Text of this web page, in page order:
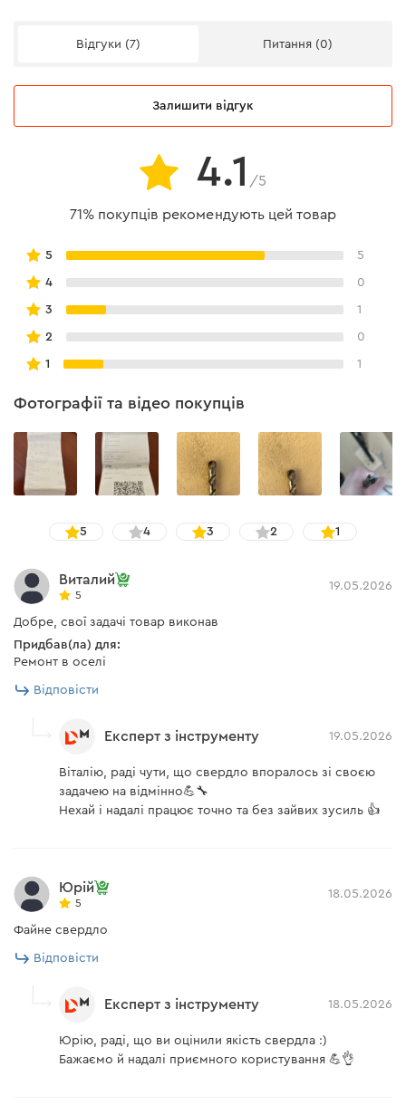
Відгуки (7) Питання (0)
Залишити відгук
4.1 /5
71% покупців рекомендують цей товар
5 5
4 0
3 1
2 0
1 1
Фотографії та відео покупців
5 4 3 2 1
Виталий
5
19.05.2026
Добре, свої задачі товар виконав
Придбав(ла) для:
Ремонт в оселі
Відповісти
Експерт з інструменту 19.05.2026
Віталію, раді чути, що свердло впоралось зі своєю
задачею на відмінно💪🔧
Нехай і надалі працює точно та без зайвих зусиль 👍
Юрій
5
18.05.2026
Файне свердло
Відповісти
Експерт з інструменту 18.05.2026
Юрію, раді, що ви оцінили якість свердла :)
Бажаємо й надалі приємного користування 💪👌